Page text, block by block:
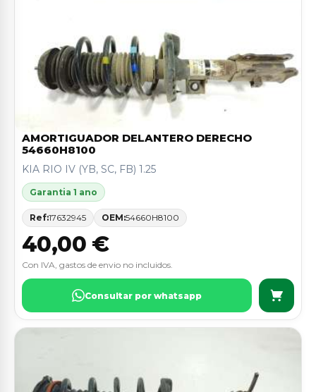
AMORTIGUADOR DELANTERO DERECHO
54660H8100
KIA RIO IV (YB, SC, FB) 1.25
Garantia 1 ano
Ref:17632945 OEM:54660H8100
40,00 €
Con IVA, gastos de envio no incluidos.
Consultar por whatsapp